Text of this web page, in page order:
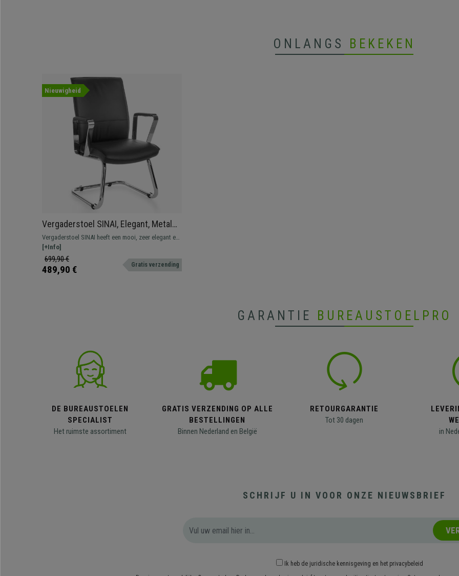
ONLANGS BEKEKEN
Nieuwigheid
Vergaderstoel SINAI, Elegant, Metalen
structuur, Bekleed met Echt Leder,
Zwart
Vergaderstoel SINAI heeft een mooi, zeer elegant en
tijdloos design. De dikke vulling, bekleed met echt
leder is van hoge kwaliteit en zeer comfortabel.
[+Info]
699,90 €
489,90 € Gratis verzending
GARANTIE BUREAUSTOELPRO
DE BUREAUSTOELEN
SPECIALIST
Het ruimste assortiment
GRATIS VERZENDING OP ALLE
BESTELLINGEN
Binnen Nederland en België
RETOURGARANTIE
Tot 30 dagen
in
SCHRIJF U IN VOOR ONZE NIEUWSBRIEF
Ik heb de juridische kennisgeving en het privacybeleid